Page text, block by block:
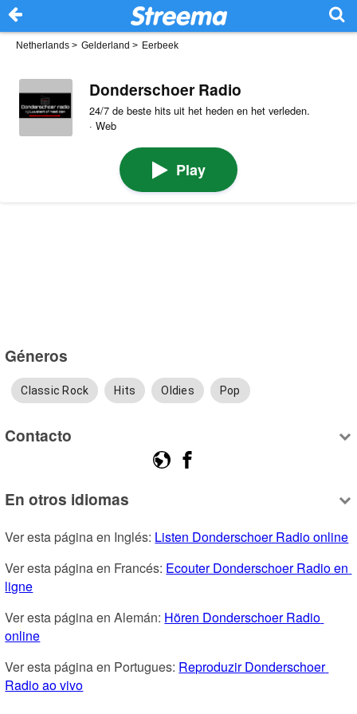
Netherlands > Gelderland > Eerbeek
Donderschoer Radio
24/7 de beste hits uit het heden en het verleden.
· Web
Play
Géneros
Classic Rock Hits Oldies Pop
Contacto
En otros idiomas
Ver esta página en Inglés: Listen Donderschoer Radio online
Ver esta página en Francés: Ecouter Donderschoer Radio en
ligne
Ver esta página en Alemán: Hören Donderschoer Radio
online
Ver esta página en Portugues: Reproduzir Donderschoer
Radio ao vivo